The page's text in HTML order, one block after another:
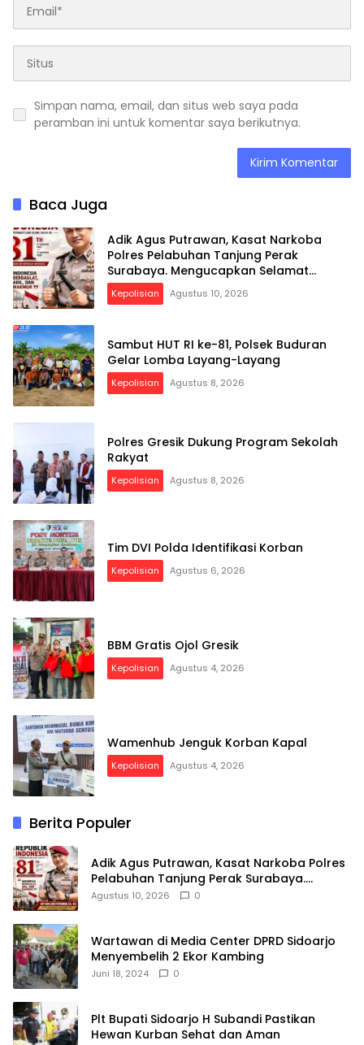
Simpan nama, email, dan situs web saya pada
peramban ini untuk komentar saya berikutnya.
Baca Juga
Adik Agus Putrawan, Kasat Narkoba
Polres Pelabuhan Tanjung Perak
Surabaya. Mengucapkan Selamat
Peringatan Dirgahayu Republik
Indonesia ke-81 Th, 17 Agustus 2026
Kepolisian Agustus 10, 2026
Sambut HUT RI ke-81, Polsek Buduran
Gelar Lomba Layang-Layang
Kepolisian Agustus 8, 2026
Polres Gresik Dukung Program Sekolah
Rakyat
Kepolisian Agustus 8, 2026
Tim DVI Polda Identifikasi Korban
Kepolisian Agustus 6, 2026
BBM Gratis Ojol Gresik
Kepolisian Agustus 4, 2026
Wamenhub Jenguk Korban Kapal
Kepolisian Agustus 4, 2026
Berita Populer
Adik Agus Putrawan, Kasat Narkoba Polres
Pelabuhan Tanjung Perak Surabaya.
Mengucapkan Selamat Peringatan
Agustus 10, 2026 0
Wartawan di Media Center DPRD Sidoarjo
Menyembelih 2 Ekor Kambing
Juni 18, 2024 0
Plt Bupati Sidoarjo H Subandi Pastikan
Hewan Kurban Sehat dan Aman